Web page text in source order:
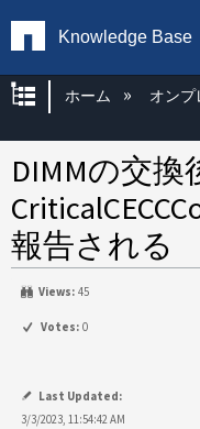
Knowledge Base
グローバル
ホーム オンプ
DIMMの交換
報告される
Views: 45
Votes: 0
Last Updated:
3/3/2023, 11:54:42 AM